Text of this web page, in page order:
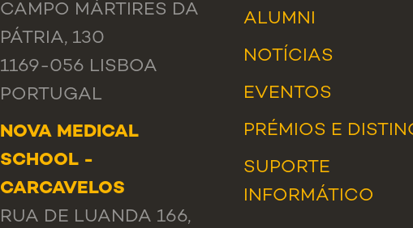
CAMPO MÁRTIRES DA
PÁTRIA, 130
1169-056 LISBOA
PORTUGAL
NOVA MEDICAL
SCHOOL -
CARCAVELOS
RUA DE LUANDA 166,
ALUMNI
NOTÍCIAS
EVENTOS
PRÉMIOS E
SUPORTE
INFORMÁTICO